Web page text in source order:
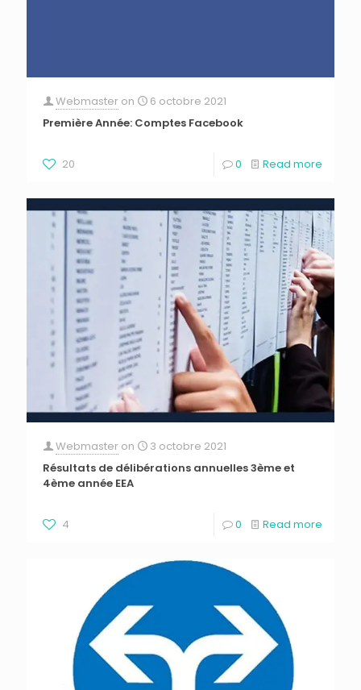
Webmaster on
6 octobre 2021
Première Année: Comptes Facebook
20 0 Read more
Webmaster on
3 octobre 2021
Résultats de délibérations annuelles 3ème et
4ème année EEA
4 0 Read more